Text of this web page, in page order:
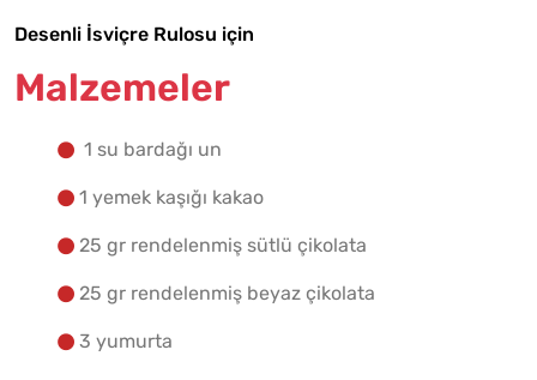
Desenli İsviçre Rulosu için
Malzemeler
1 su bardağı un
1 yemek kaşığı kakao
25 gr rendelenmiş sütlü çikolata
25 gr rendelenmiş beyaz çikolata
3 yumurta